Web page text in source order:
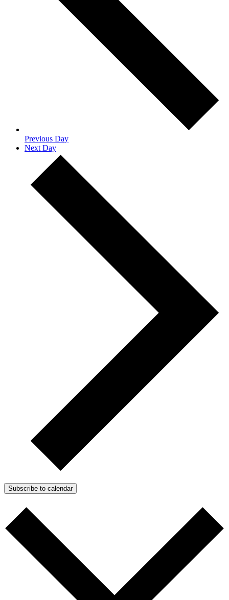
Previous Day
Next Day
Subscribe to calendar